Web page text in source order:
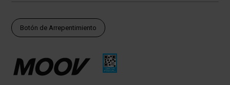
Botón de Arrepentimiento